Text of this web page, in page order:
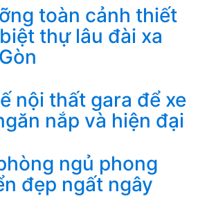
toàn cảnh thiết
thự lâu đài xa
nội thất gara để xe
nắp và hiện đại
ngủ phong
đẹp ngất ngây